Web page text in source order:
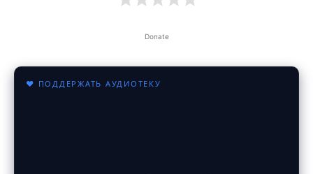
Donate
♥ ПОДДЕРЖАТЬ АУДИОТЕКУ